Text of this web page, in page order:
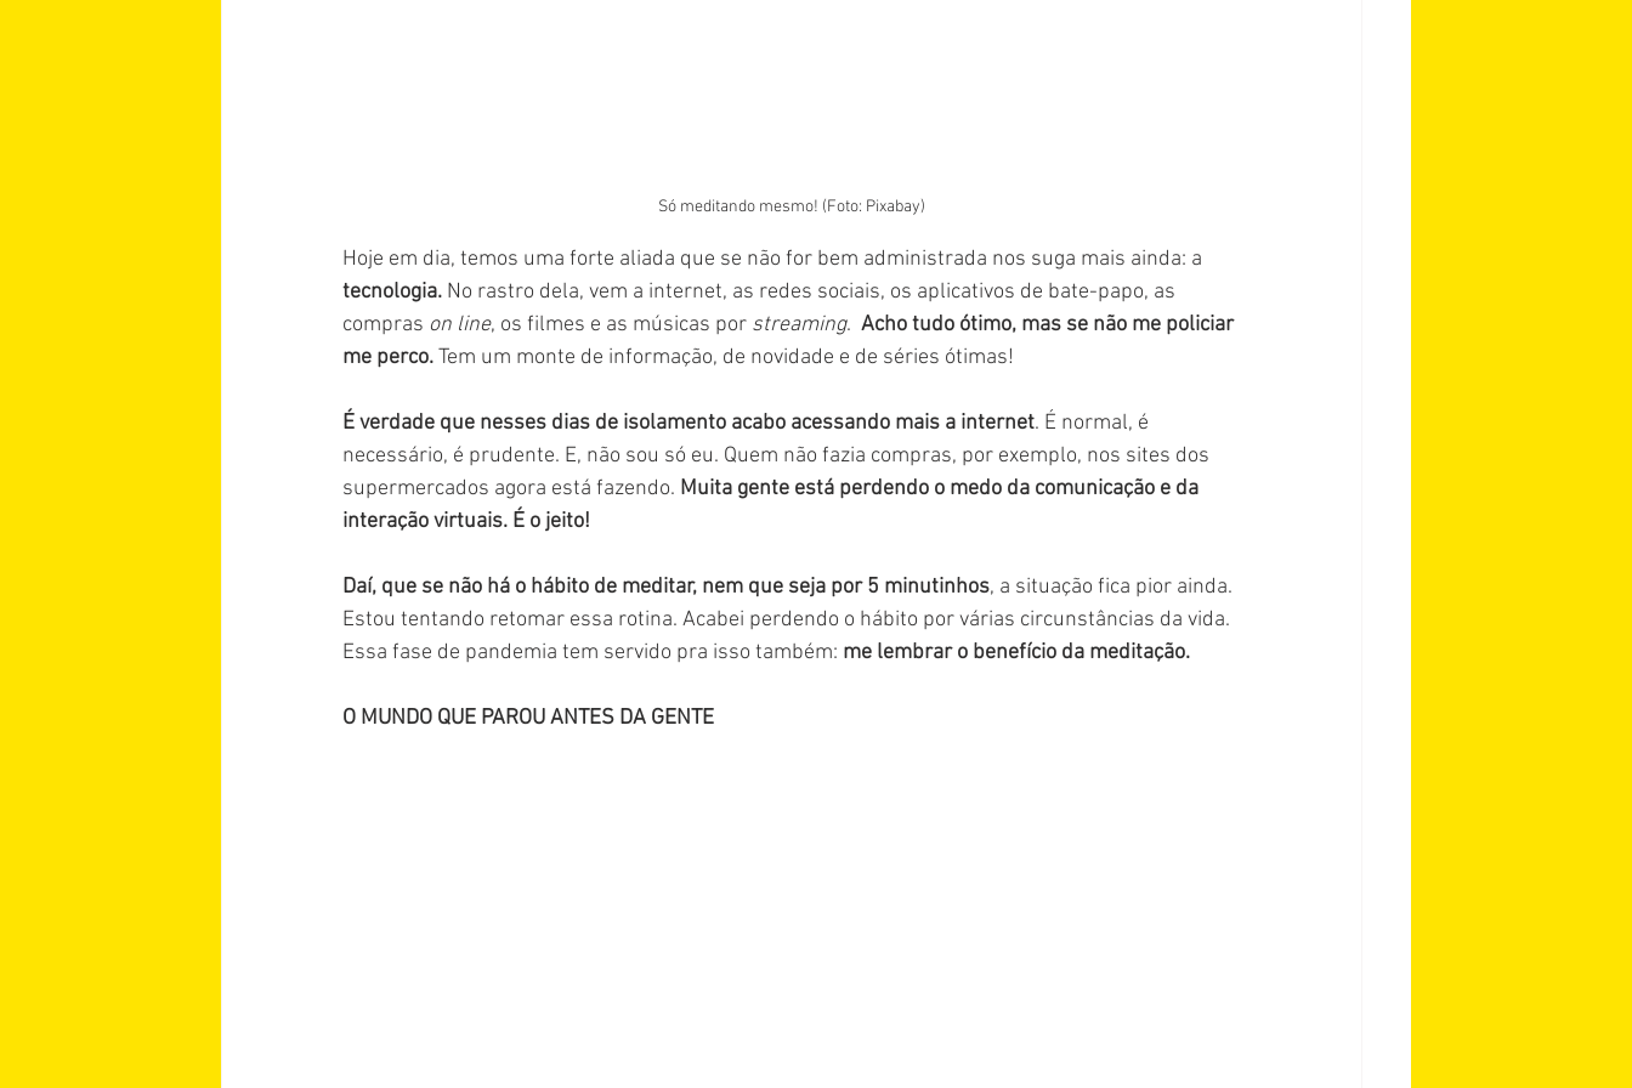
Só meditando mesmo! (Foto: Pixabay)
Hoje em dia, temos uma forte aliada que se não for bem administrada nos suga mais ainda: a
tecnologia. No rastro dela, vem a internet, as redes sociais, os aplicativos de bate-papo, as
compras on line, os filmes e as músicas por streaming. Acho tudo ótimo, mas se não me policiar
me perco. Tem um monte de informação, de novidade e de séries ótimas!
É verdade que nesses dias de isolamento acabo acessando mais a internet. É normal, é
necessário, é prudente. E, não sou só eu. Quem não fazia compras, por exemplo, nos sites dos
supermercados agora está fazendo. Muita gente está perdendo o medo da comunicação e da
interação virtuais. É o jeito!
Daí, que se não há o hábito de meditar, nem que seja por 5 minutinhos, a situação fica pior ainda.
Estou tentando retomar essa rotina. Acabei perdendo o hábito por várias circunstâncias da vida.
Essa fase de pandemia tem servido pra isso também: me lembrar o benefício da meditação.
O MUNDO QUE PAROU ANTES DA GENTE